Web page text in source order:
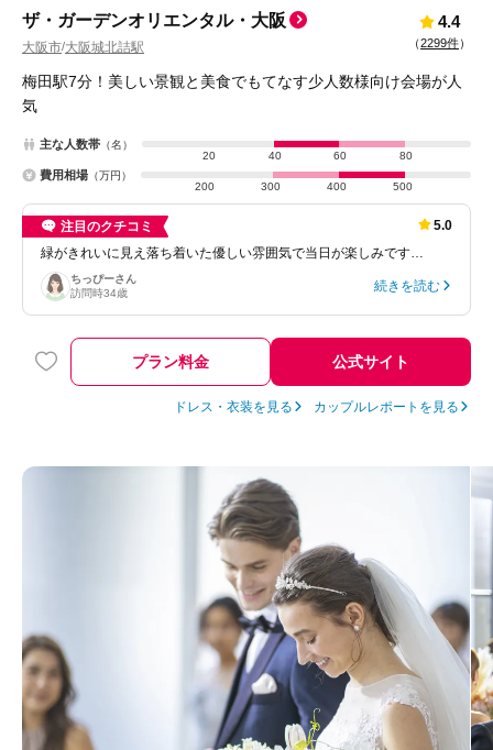
ザ・ガーデンオリエンタル・大阪
大阪市/大阪城北詰駅
4.4
（2299件）
梅田駅7分！美しい景観と美食でもてなす少人数様向け会場が人
気
主な人数帯 （名）
20
40 60 80
費用相場 （万円）
200
300 400 500
注目のクチコミ
5.0
緑がきれいに見え落ち着いた優しい雰囲気で当日が楽しみです…
ちっぴーさん
訪問時34歳 続きを読む
プラン料金 公式サイト
ドレス・衣装を見る カップルレポートを見る